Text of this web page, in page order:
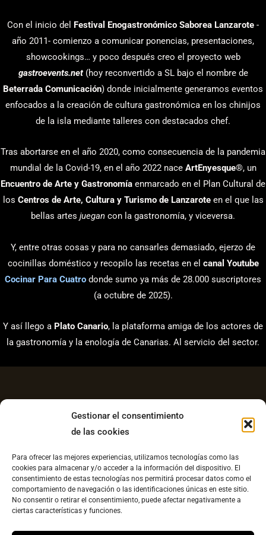
Gestionar el consentimiento
de las cookies
Para ofrecer las mejores experiencias, utilizamos tecnologías como las
cookies para almacenar y/o acceder a la información del dispositivo. El
consentimiento de estas tecnologías nos permitirá procesar datos como el
comportamiento de navegación o las identificaciones únicas en este sitio.
No consentir o retirar el consentimiento, puede afectar negativamente a
ciertas características y funciones.
Con el inicio del Festival Enogastronómico Saborea Lanzarote -
año 2011- comienzo a comunicar ponencias, presentaciones,
showcookings… y poco después creo el proyecto web
gastroevents.net(hoy reconvertido a SL bajo el nombre de
Beterrada Comunicación) donde inicialmente generamos eventos
enfocados a la creación de cultura gastronómica en los chinijos
de la isla mediante talleres con destacados chef.
Tras abortarse en el año 2020, como consecuencia de la pandemia
mundial de la Covid-19, en el año 2022 nace ArtEnyesque®, un
Encuentro de Arte y Gastronomía enmarcado en el Plan Cultural de
los Centros de Arte, Cultura y Turismo de Lanzaroteen el que las
bellas artes juegan con la gastronomía, y viceversa.
Y, entre otras cosas y para no cansarles demasiado, ejerzo de
cocinillas doméstico y recopilo las recetas en el canal Youtube
Cocinar Para Cuatro donde sumo ya más de 28.000 suscriptores
(a octubre de 2025).
Y así llego a Plato Canario, la plataforma amiga de los actores de
la gastronomía y la enología de Canarias. Al servicio del sector.
Política de Privacidad
Contacto
Política de cookies UE